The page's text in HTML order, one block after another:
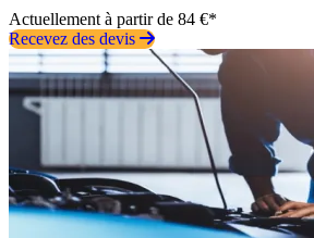
Actuellement à partir de 84 €*
Recevez des devis